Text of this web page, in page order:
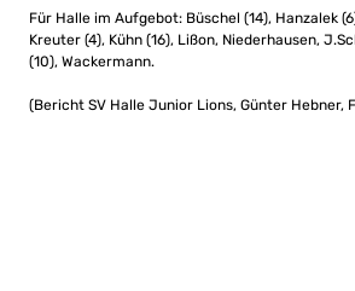
Für Halle im Aufgebot: Büschel (14), Hanzalek
Kreuter (4), Kühn (16), Lißon, Niederhausen,
(10), Wackermann.
(Bericht SV Halle Junior Lions, Günter Hebner,